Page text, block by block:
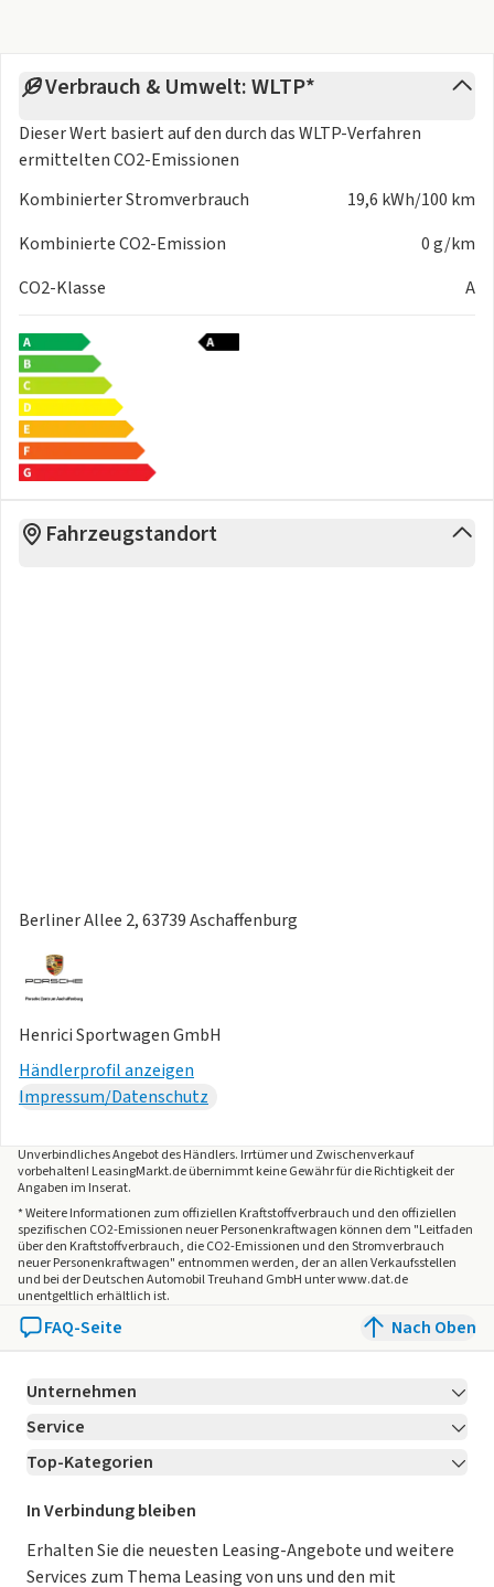
Verbrauch & Umwelt: WLTP*
Dieser Wert basiert auf den durch dasWLTP-Verfahren
ermittelten CO2-Emissionen
Kombinierter Stromverbrauch
19,6 kWh/100 km
Kombinierte CO2-Emission
0 g/km
CO2-Klasse
A
Fahrzeugstandort
Berliner Allee 2, 63739 Aschaffenburg
Henrici Sportwagen GmbH
Händlerprofil anzeigen
Impressum/Datenschutz
Unverbindliches Angebot desHändlers. Irrtümer und Zwischenverkauf
vorbehalten! LeasingMarkt.de übernimmt keine Gewähr für die Richtigkeit der
Angaben im Inserat.
* Weitere Informationen zum offiziellen Kraftstoffverbrauch und den offiziellen
spezifischen CO2-Emissionen neuer Personenkraftwagen können dem "Leitfaden
über den Kraftstoffverbrauch, die CO2-Emissionen und den Stromverbrauch
neuer Personenkraftwagen" entnommen werden, der an allen Verkaufsstellen
und bei der Deutschen Automobil Treuhand GmbH unter www.dat.de
unentgeltlich erhältlich ist.
FAQ-Seite Nach Oben
Unternehmen
Über LeasingMarkt.de
Karriere Jetzt bewerben!
Für Händler
Kooperation mit AutoScout24
Service
Kontakt
Ratgeber
Magazin
Top-Kategorien
Leasing Deals
Gebrauchtwagen Leasing
Leasing ohne Anzahlung
In Verbindung bleiben
Erhalten Sie die neuesten Leasing-Angebote und weitere
Services zum Thema Leasing von uns und den mit